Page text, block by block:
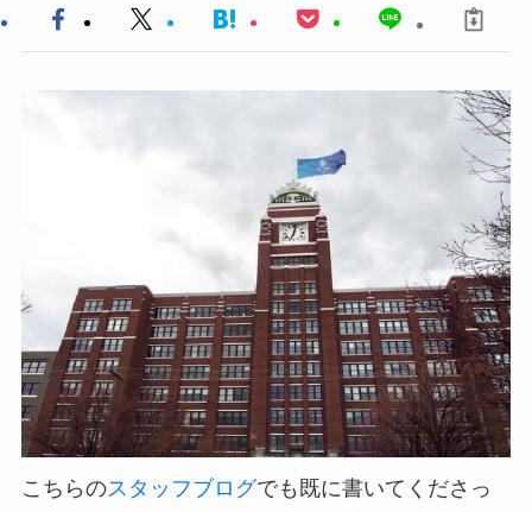
こちらのスタッフブログでも既に書いてくださっ